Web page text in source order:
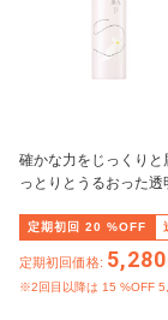
確かな力をじっくり
っとりとうるおった
定期初回 20 %OFF
定期初回価格: 5,280
※2回目以降は 15 %OFF